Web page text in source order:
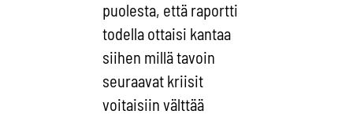
puolesta, että raportti
todella ottaisi kantaa
siihen millä tavoin
seuraavat kriisit
voitaisiin välttää